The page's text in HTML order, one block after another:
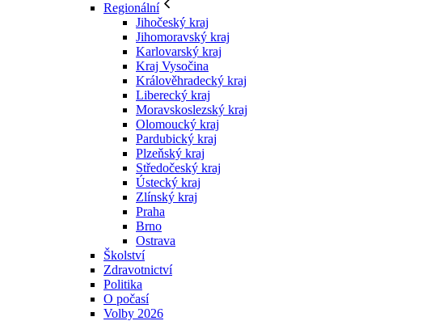
Regionální
Jihočeský kraj
Jihomoravský kraj
Karlovarský kraj
Kraj Vysočina
Králověhradecký kraj
Liberecký kraj
Moravskoslezský kraj
Olomoucký kraj
Pardubický kraj
Plzeňský kraj
Středočeský kraj
Ústecký kraj
Zlínský kraj
Praha
Brno
Ostrava
Školství
Zdravotnictví
Politika
O počasí
Volby 2026